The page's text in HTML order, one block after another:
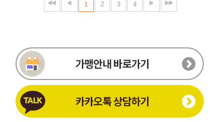
1 2 3 4